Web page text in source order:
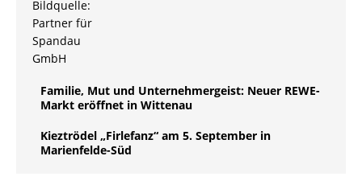
Familie, Mut und Unternehmergeist: Neuer REWE-
Markt eröffnet in Wittenau
Kieztrödel „Firlefanz“ am 5. September in
Marienfelde-Süd